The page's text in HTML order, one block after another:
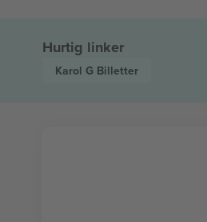
Hurtig linker
Karol G Billetter